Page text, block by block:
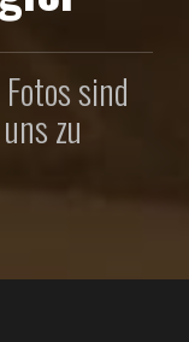
sind
zu